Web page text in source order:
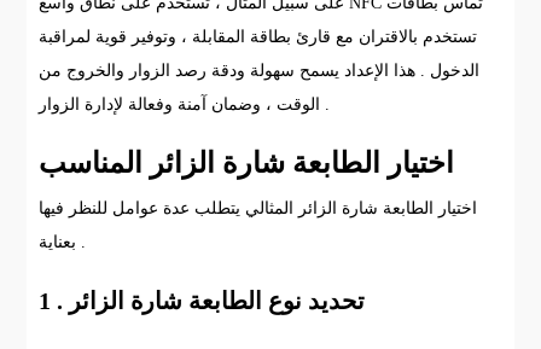
تستخدم بالاقتران مع قارئ بطاقة المقابلة ، وتوفير قوية لمراقبة
الدخول . هذا الإعداد يسمح سهولة ودقة رصد الزوار والخروج من
الوقت ، وضمان آمنة وفعالة لإدارة الزوار .
اختيار الطابعة شارة الزائر المناسب
اختيار الطابعة شارة الزائر المثالي يتطلب عدة عوامل للنظر فيها
بعناية .
1 . تحديد نوع الطابعة شارة الزائر